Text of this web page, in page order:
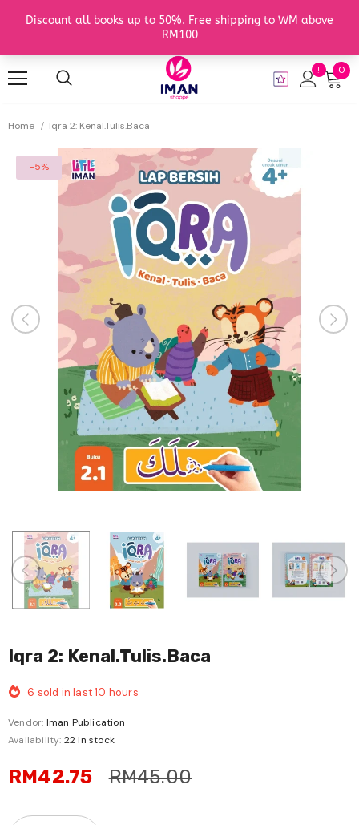
0
Home Iqra 2: Kenal.Tulis.Baca
-5%
Iqra 2: Kenal.Tulis.Baca
6 sold in last10 hours
Vendor: Iman Publication
Availability: 22 In stock
RM42.75 RM45.00